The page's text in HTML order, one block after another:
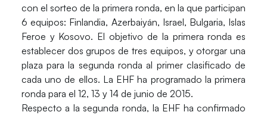
con el sorteo de la primera ronda, en la que participan
6 equipos: Finlandia, Azerbaiyán, Israel, Bulgaria, Islas
Feroe y Kosovo. El objetivo de la primera ronda es
establecer dos grupos de tres equipos, y otorgar una
plaza para la segunda ronda al primer clasificado de
cada uno de ellos. La EHF ha programado la primera
ronda para el 12, 13 y 14 de junio de 2015.
Respecto a la segunda ronda, la EHF ha confirmado